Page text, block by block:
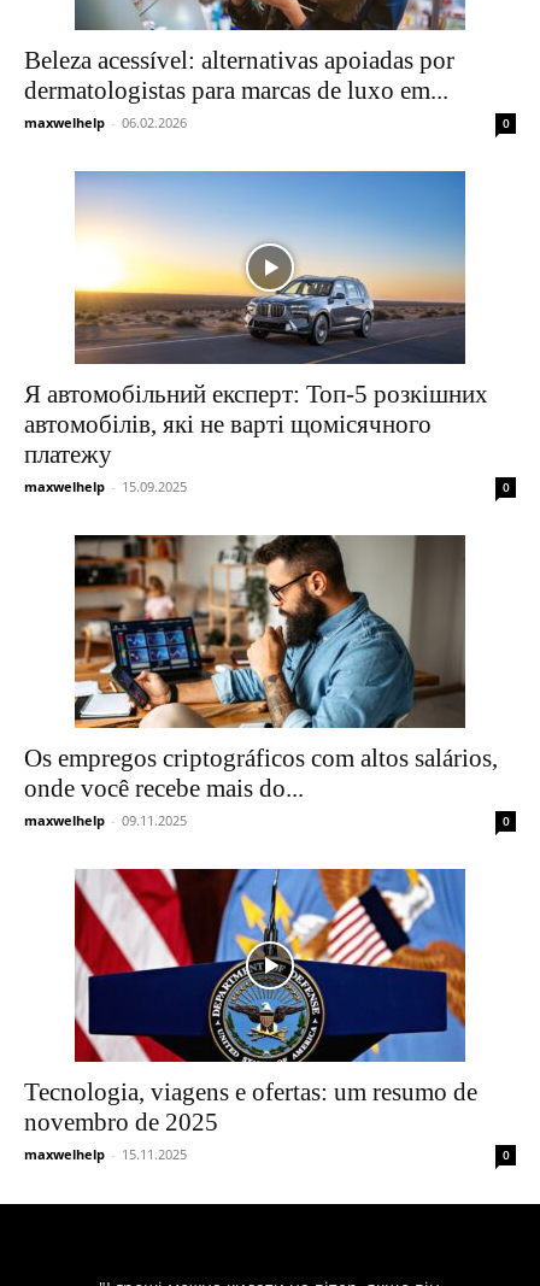
Beleza acessível: alternativas apoiadas por
dermatologistas para marcas de luxo em...
maxwelhelp - 06.02.2026 0
Я автомобільний експерт: Топ-5 розкішних
автомобілів, які не варті щомісячного
платежу
maxwelhelp - 15.09.2025 0
Os empregos criptográficos com altos salários,
onde você recebe mais do...
maxwelhelp - 09.11.2025 0
Tecnologia, viagens e ofertas: um resumo de
novembro de 2025
maxwelhelp - 15.11.2025 0